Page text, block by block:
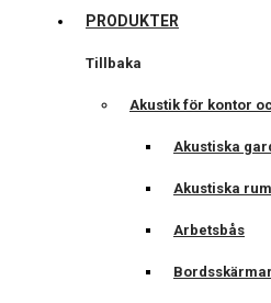
PRODUKTER
Tillbaka
Akustik för kontor
Akustiska
Akustiska rum
Arbetsbås
Bordsskärmar